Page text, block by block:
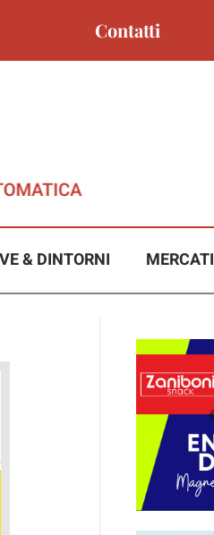
Contatti
& DINTORNI MERCATI